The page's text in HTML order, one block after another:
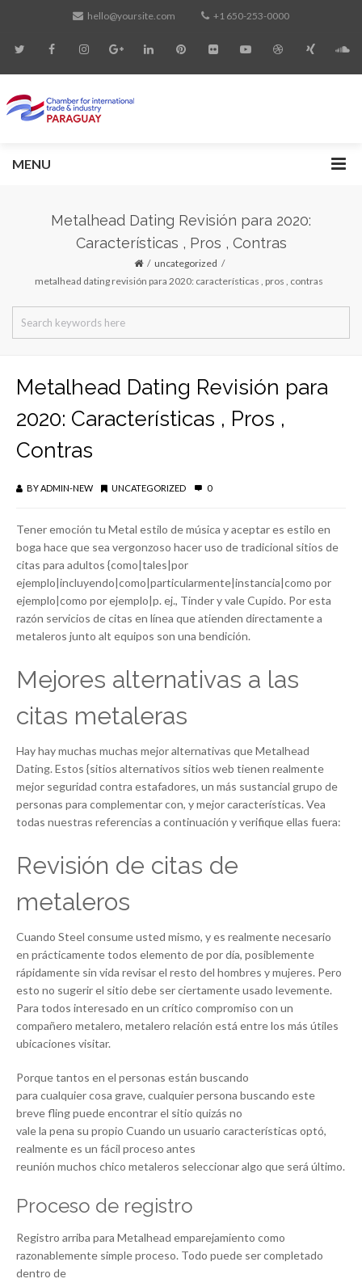
hello@yoursite.com +1 650-253-0000
MENU
Metalhead Dating Revisión para 2020:
Características , Pros , Contras
uncategorized
metalhead dating revisión para 2020: características , pros , contras
Metalhead Dating Revisión para
2020: Características , Pros ,
Contras
BYADMIN-NEW UNCATEGORIZED 0
Tener emoción tu Metal estilo de música y aceptar es estilo en
boga hace que sea vergonzoso hacer uso de tradicional sitios de
citas para adultos {como|tales|por
ejemplo|incluyendo|como|particularmente|instancia|como por
ejemplo|como por ejemplo|p. ej., Tinder y vale Cupido. Por esta
razón servicios de citas en línea que atienden directamente a
metaleros junto alt equipos son una bendición.
Mejores alternativas a las
citas metaleras
Hay hay muchas muchas mejor alternativas que Metalhead
Dating. Estos {sitios alternativos sitios web tienen realmente
mejor seguridad contra estafadores, un más sustancial grupo de
personas para complementar con, y mejor características. Vea
todas nuestras referencias a continuación y verifique ellas fuera:
Revisión de citas de
metaleros
Cuando Steel consume usted mismo, y es realmente necesario
en prácticamente todos elemento de por día, posiblemente
rápidamente sin vida ​​revisar el resto del hombres y mujeres. Pero
esto no sugerir el sitio debe ser ciertamente usado levemente.
Para todos interesado en un crítico compromiso con un
compañero metalero, metalero relación está entre los más útiles
ubicaciones visitar.
Porque tantos en el personas están buscando
para cualquier cosa grave, cualquier persona buscando este
breve fling puede encontrar el sitio quizás no
vale la pena su propio Cuando un usuario características optó,
realmente es un fácil proceso antes
reunión muchos chico metaleros seleccionar algo que será último.
Proceso de registro
Registro arriba para Metalhead emparejamiento como
razonablemente simple proceso. Todo puede ser completado
dentro de